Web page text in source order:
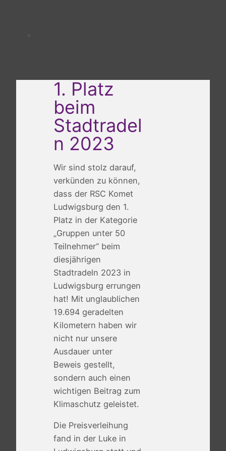
1. Platz
beim
Stadtradel
n 2023
Wir sind stolz darauf,
verkünden zu können,
dass der RSC Komet
Ludwigsburg den 1.
Platz in der Kategorie
„Gruppen unter 50
Teilnehmer“ beim
diesjährigen
Stadtradeln 2023 in
Ludwigsburg errungen
hat! Mit unglaublichen
19.694 geradelten
Kilometern haben wir
nicht nur unsere
Ausdauer unter
Beweis gestellt,
sondern auch einen
wichtigen Beitrag zum
Klimaschutz geleistet.
Die Preisverleihung
fand in der Luke in